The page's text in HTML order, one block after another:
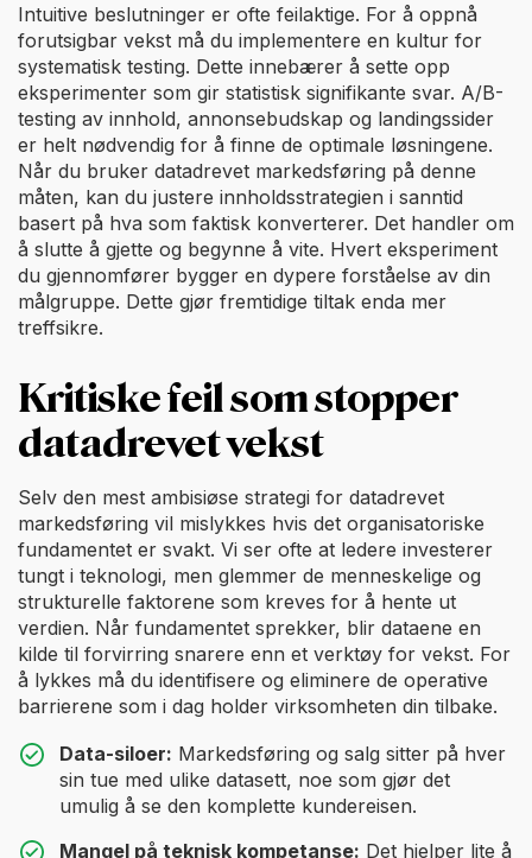
Intuitive beslutninger er ofte feilaktige. For å oppnå
forutsigbar vekst må du implementere en kultur for
systematisk testing. Dette innebærer å sette opp
eksperimenter som gir statistisk signifikante svar. A/B-
testing av innhold, annonsebudskap og landingssider
er helt nødvendig for å finne de optimale løsningene.
Når du bruker datadrevet markedsføring på denne
måten, kan du justere innholdsstrategien i sanntid
basert på hva som faktisk konverterer. Det handler om
å slutte å gjette og begynne å vite. Hvert eksperiment
du gjennomfører bygger en dypere forståelse av din
målgruppe. Dette gjør fremtidige tiltak enda mer
treffsikre.
Kritiske feil som stopper
datadrevet vekst
Selv den mest ambisiøse strategi for datadrevet
markedsføring vil mislykkes hvis det organisatoriske
fundamentet er svakt. Vi ser ofte at ledere investerer
tungt i teknologi, men glemmer de menneskelige og
strukturelle faktorene som kreves for å hente ut
verdien. Når fundamentet sprekker, blir dataene en
kilde til forvirring snarere enn et verktøy for vekst. For
å lykkes må du identifisere og eliminere de operative
barrierene som i dag holder virksomheten din tilbake.
Data-siloer: Markedsføring og salg sitter på hver
sin tue med ulike datasett, noe som gjør det
umulig å se den komplette kundereisen.
Mangel på teknisk kompetanse: Det hjelper lite å